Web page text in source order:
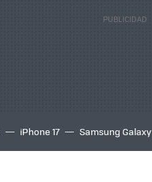
iPhone 17 Samsung